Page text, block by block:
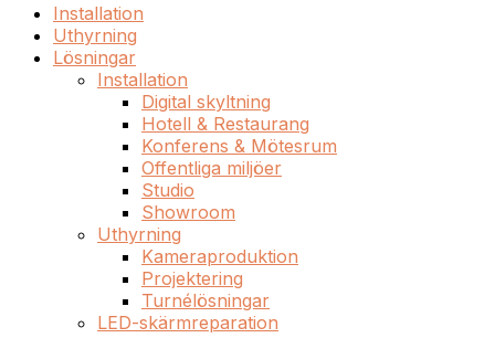
Installation
Uthyrning
Lösningar
Installation
Digital skyltning
Hotell & Restaurang
Konferens & Mötesrum
Offentliga miljöer
Studio
Showroom
Uthyrning
Kameraproduktion
Projektering
Turnélösningar
LED-skärmreparation